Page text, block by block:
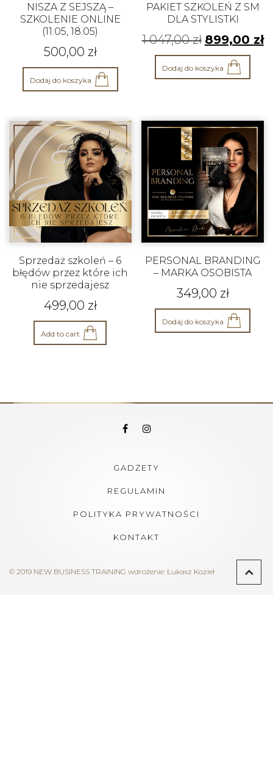
NISZA Z SEJSZĄ –
SZKOLENIE ONLINE
(11.05, 18.05)
500,00 zł
Dodaj do koszyka
PAKIET SZKOLEŃ Z SM
DLA STYLISTKI
1 047,00zł 899,00 zł
Dodaj do koszyka
Sprzedaż szkoleń – 6
błędów przez które ich
nie sprzedajesz
499,00 zł
Add to cart
PERSONAL BRANDING
– MARKA OSOBISTA
349,00 zł
Dodaj do koszyka
GADŻETY
REGULAMIN
POLITYKA PRYWATNOŚCI
KONTAKT
© 2019 NEW BUSINESS TRAINING wdrożenie: Łukasz Kozieł